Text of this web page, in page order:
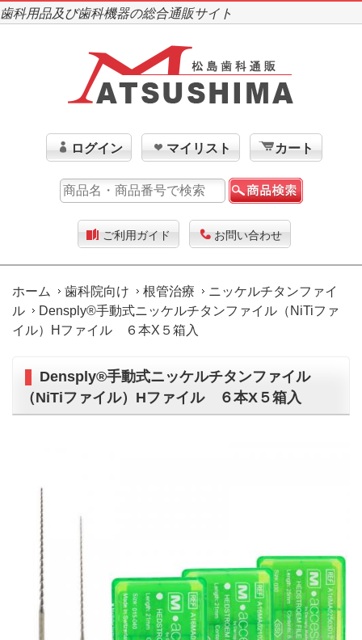
歯科用品及び歯科機器の総合通販サイト
ログイン マイリスト カート
ご利用ガイド お問い合わせ
ホーム 歯科院向け 根管治療
ニッケルチタンファイ
ル
Densply®手動式ニッケルチタンファイル（NiTiファ
イル）Hファイル ６本X５箱入
Densply®手動式ニッケルチタンファイル
（NiTiファイル）Hファイル ６本X５箱入